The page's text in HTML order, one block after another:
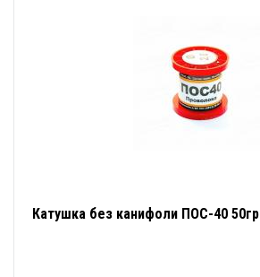
Катушка без канифоли ПОС-40 50гр